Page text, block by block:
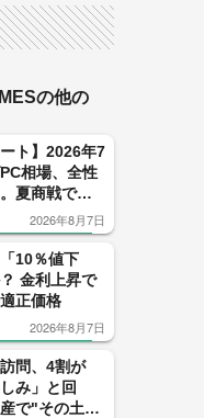
の他の
ト】2026年7
相場、全性
夏商戦で価
2026年8月7日
10％値下
金利上昇で
正価格
2026年8月7日
問、4割が
み」と回
で"その土地